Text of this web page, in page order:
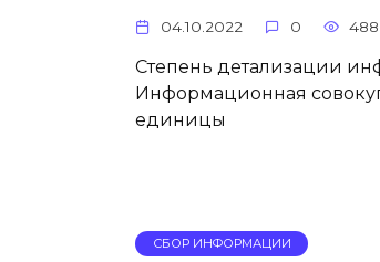
04.10.2022 0 488
Степень детализации
Информационная
единицы
СБОР ИНФОРМАЦИИ